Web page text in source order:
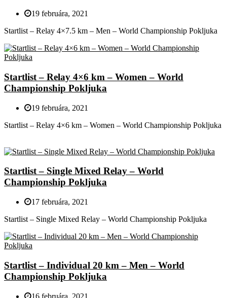
19 februára, 2021
Startlist – Relay 4×7.5 km – Men – World Championship Pokljuka
Startlist – Relay 4×6 km – Women – World
Championship Pokljuka
19 februára, 2021
Startlist – Relay 4×6 km – Women – World Championship Pokljuka
Startlist – Single Mixed Relay – World
Championship Pokljuka
17 februára, 2021
Startlist – Single Mixed Relay – World Championship Pokljuka
Startlist – Individual 20 km – Men – World
Championship Pokljuka
16 februára, 2021